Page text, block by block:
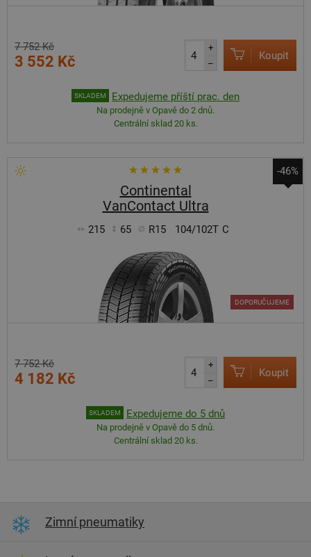
7 752 Kč
3 552 Kč
+
–
Koupit
SKLADEM Expedujeme příští prac. den
Na prodejně v Opavě do 2 dnů.
Centrální sklad 20 ks.
-46%
Continental
VanContact Ultra
215 65 R15 104/102T C
DOPORUČUJEME
7 752 Kč
4 182 Kč
+
–
Koupit
SKLADEM Expedujeme do 5 dnů
Na prodejně v Opavě do 5 dnů.
Centrální sklad 20 ks.
Zimní pneumatiky